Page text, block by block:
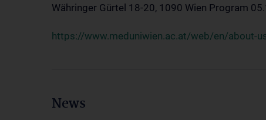
Währinger Gürtel 18-20, 1090 Wien Program
https://www.meduniwien.ac.at/web/en/about-
News